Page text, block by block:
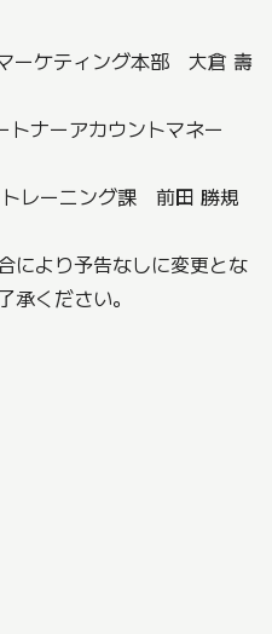
ーケティング本部 大倉 壽
ナーアカウントマネー
レーニング課 前田 勝規
により予告なしに変更とな
承ください。